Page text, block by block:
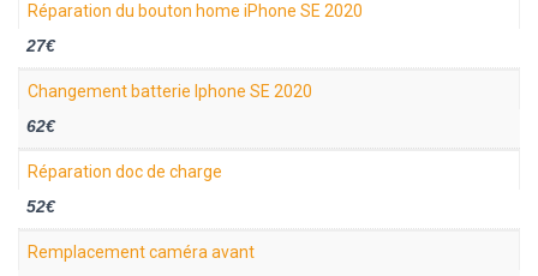
Réparation du bouton home iPhone SE 2020
27€
Changement batterie Iphone SE 2020
62€
Réparation doc de charge
52€
Remplacement caméra avant